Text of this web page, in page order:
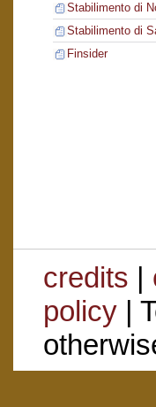
Stabilimento di
Stabilimento di
Finsider
credits |
policy|